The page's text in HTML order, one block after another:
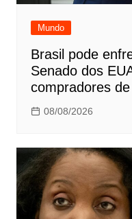
Mundo
Brasil pode
Senado dos
compradores
08/08/2026